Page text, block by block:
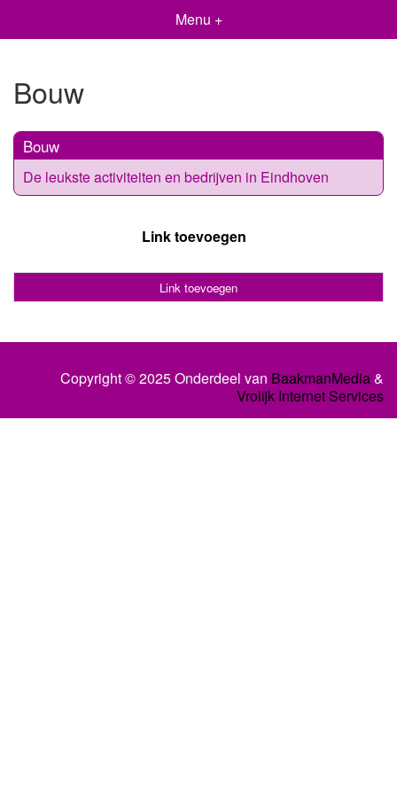
Menu +
Bouw
Bouw
De leukste activiteiten en bedrijven in Eindhoven
Link toevoegen
Link toevoegen
Copyright © 2025 Onderdeel van BaakmanMedia&
Vrolijk Internet Services